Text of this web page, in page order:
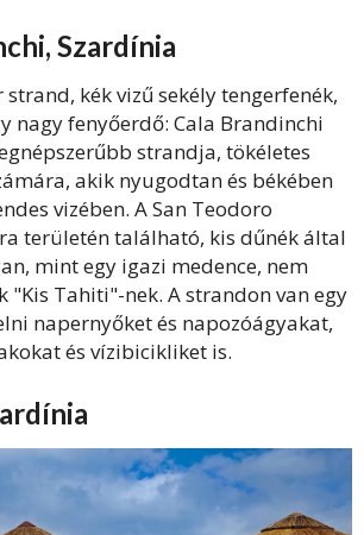
Szardínia
kék vizű sekély tengerfenék,
nagy fenyőerdő: Cala Brandinchi
strandja, tökéletes
akik nyugodtan és békében
vizében. A San Teodoro
területén található, kis dűnék által
mint egy igazi medence, nem
"Kis Tahiti"-nek. A strandon van egy
napernyőket és napozóágyakat,
és vízibicikliket is.